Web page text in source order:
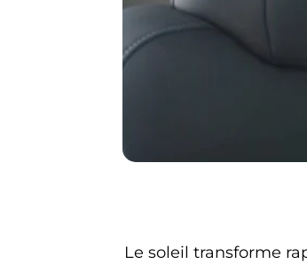
Le soleil transforme